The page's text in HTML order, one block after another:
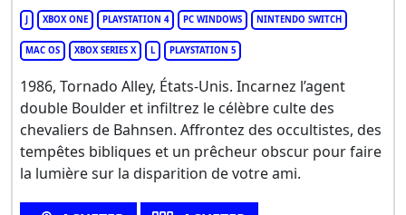
XBOX ONE PLAYSTATION 4 PC WINDOWS NINTENDO SWITCH
MAC OS XBOX SERIES X L PLAYSTATION 5
1986, Tornado Alley, États-Unis. Incarnez l’agent
double Boulder et infiltrez le célèbre culte des
chevaliers de Bahnsen. Affrontez des occultistes, des
tempêtes bibliques et un prêcheur obscur pour faire
la lumière sur la disparition de votre ami.